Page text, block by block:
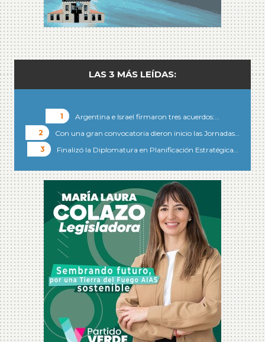
LAS 3 MÁS LEÍDAS:
Argentina e Israel firmaron tres acuerdos:…
Con una gran convocatoria dieron inicio las Jornadas…
Finalizó la Diplomatura en Planificación Estratégica…